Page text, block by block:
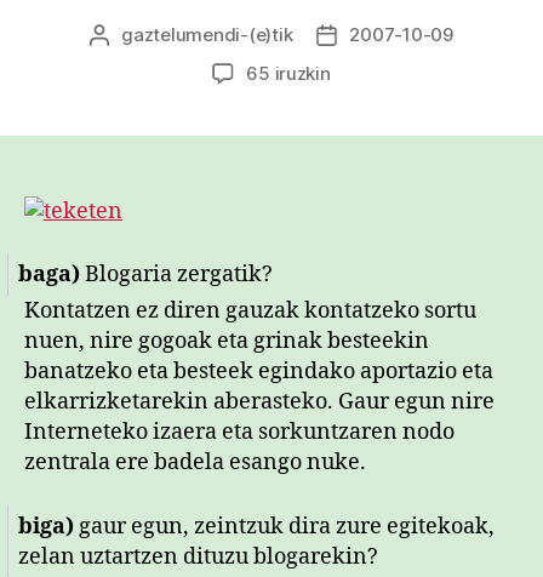
Argitalpenaren
gaztelumendi-(e)tik
Argitalpenaren
2007-10-09
65 iruzkinTeketen:
behar
ditugu
sarreran
baga)Blogaria zergatik?
Kontatzen ez diren gauzak kontatzeko sortu
nuen, nire gogoak eta grinak besteekin
banatzeko eta besteek egindako aportazio eta
elkarrizketarekin aberasteko. Gaur egun nire
Interneteko izaera eta sorkuntzaren nodo
zentrala ere badela esango nuke.
biga)gaur egun, zeintzuk dira zure egitekoak,
zelan uztartzen dituzu blogarekin?